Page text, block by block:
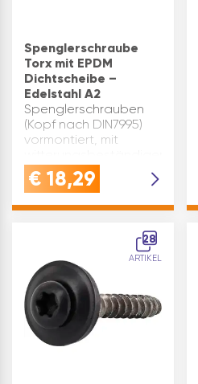
Spenglerschraube
Torx mit EPDM
Dichtscheibe –
Edelstahl A2
Spenglerschrauben
(Kopf nach DIN7995)
vormontiert, mit
aufvulkanisierter
Dichtscheibe.Für die
Kunststoffmaterialien
Holzunterkonstruktionen
od…
€ 18,29
28
ARTIKEL